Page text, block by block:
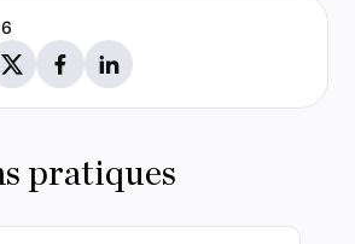
par e-mail
sur X
Partager sur Facebook
Partager sur LinkedIn
pratiques